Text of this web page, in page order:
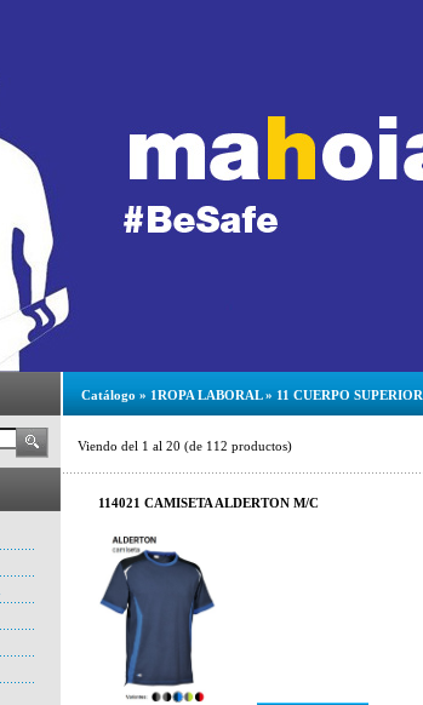
Catálogo » 1ROPA LABORAL» 11 CUERPO SUPERIOR
Viendo del 1 al 20 (de 112 productos)
114021 CAMISETA ALDERTON M/C